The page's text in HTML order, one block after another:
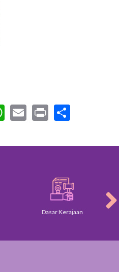
WhatsApp
Email
Print
Dasar Kerajaan